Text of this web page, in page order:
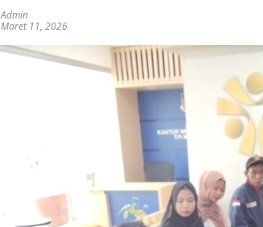
Admin
Maret 11, 2026